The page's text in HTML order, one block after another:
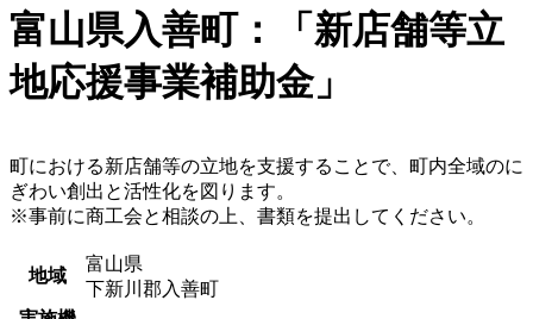
富山県入善町：「新店舗等立
地応援事業補助金」
町における新店舗等の立地を支援することで、町内全域のに
ぎわい創出と活性化を図ります。
※事前に商工会と相談の上、書類を提出してください。
地域
富山県
下新川郡入善町